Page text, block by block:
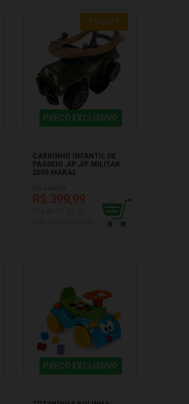
11% OFF
PREÇO EXCLUSIVO
CARRINHO INFANTIL DE
PASSEIO JIP JIP MILITAR
2059 MARAL
R$ 399,99
PREÇO EXCLUSIVO